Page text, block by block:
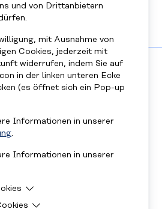
und von Drittanbietern
mit Ausnahme von
Cookies, jederzeit mit
widerrufen, indem Sie auf
in der linken unteren Ecke
(es öffnet sich ein Pop-up
Informationen in unserer
.
Informationen in unserer
sind Cookies, welche für
Impressum
Jugendschutzkonzept
UNSEREN KANÄLEN